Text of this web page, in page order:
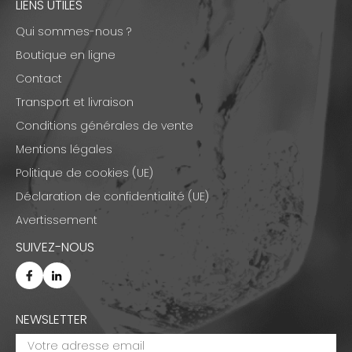
LIENS UTILES
Qui sommes-nous ?
Boutique en ligne
Contact
Transport et livraison
Conditions générales de vente
Mentions légales
Politique de cookies (UE)
Déclaration de confidentialité (UE)
Avertissement
SUIVEZ-NOUS
NEWSLETTER